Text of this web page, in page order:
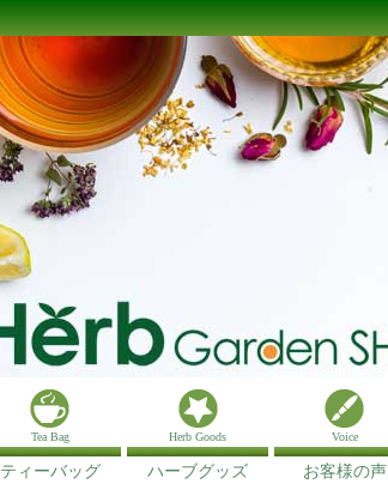
Tea Bag
ティーバッグ
Herb Goods
ハーブグッズ
Voice
お客様の声